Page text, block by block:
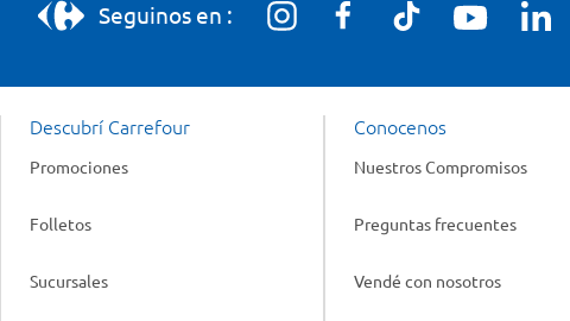
Seguinos en :
Descubrí Carrefour
Promociones
Folletos
Sucursales
Conocenos
Nuestros Compromisos
Preguntas frecuentes
Vendé con nosotros